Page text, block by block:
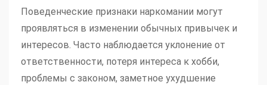
Поведенческие признаки наркомании могут
проявляться в изменении обычных привычек и
интересов. Часто наблюдается уклонение от
ответственности, потеря интереса к хобби,
проблемы с законом, заметное ухудшение